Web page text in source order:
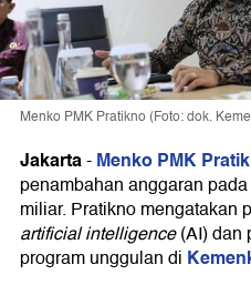
Menko PMK Pratikno (Foto: dok.
Jakarta-Menko PMK
penambahan anggaran
miliar. Pratikno mengatakan
artificial intelligence(AI) dan
program unggulan di